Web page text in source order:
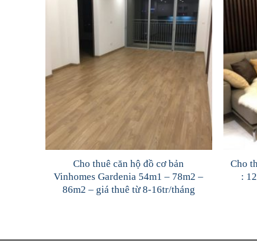
Add to
Wishlist
Cho thuê căn hộ đồ cơ bản
Vinhomes Gardenia 54m1 – 78m2 –
86m2 – giá thuê từ 8-16tr/tháng
Cho
: